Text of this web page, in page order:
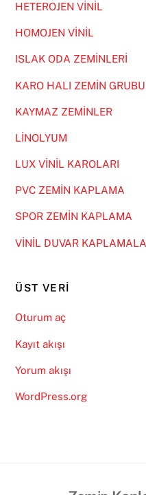
HETEROJEN VİNİL
HOMOJEN VİNİL
ISLAK ODA ZEMİNLERİ
KARO HALI ZEMİN GRUBU
KAYMAZ ZEMİNLER
LİNOLYUM
LUX VİNİL KAROLARI
PVC ZEMİN KAPLAMA
SPOR ZEMİN KAPLAMA
VİNİL DUVAR
ÜST VERI
Oturum aç
Kayıt akışı
Yorum akışı
WordPress.org